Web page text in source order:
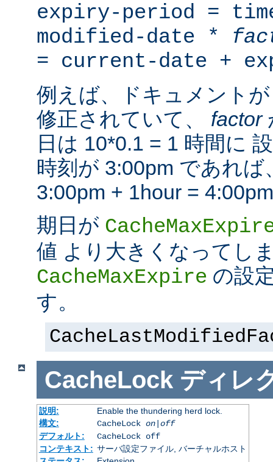
expiry-period =
modified-date *
= current-date +
例えば、ドキュメント
修正されていて、 factor
日は 10*0.1 = 1 時間に
時刻が 3:00pm であれ
3:00pm + 1hour =
期日が
値 より大きくなってし
CacheMaxExpire の設
す。
CacheLock ディレ
説明:
Enable the thundering herd lock.
構文:
CacheLock on|off
デフォルト:
CacheLock off
コンテキスト: サーバ設定ファイル, バーチャルホスト